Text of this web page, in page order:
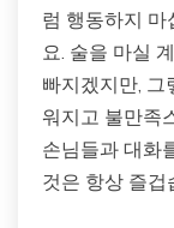
럼 행동하지 마
요. 술을 마실
빠지겠지만, 그
워지고 불만족
손님들과 대화
것은 항상 즐겁